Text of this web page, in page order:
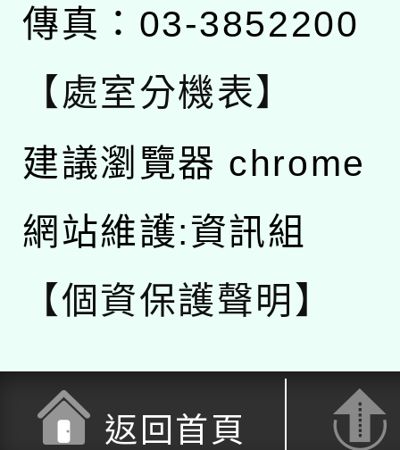
傳真：03-3852200
【處室分機表】
建議瀏覽器 chrome
網站維護:資訊組
【個資保護聲明】
返回首頁